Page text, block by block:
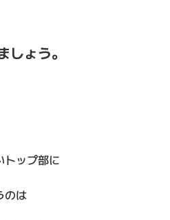
しょう。
トップ部に
のは